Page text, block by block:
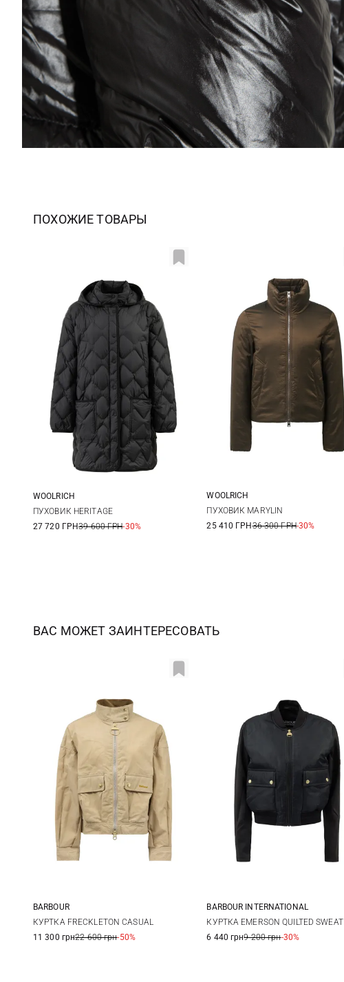
ПОХОЖИЕ ТОВАРЫ
L/XL S/M
WOOLRICH
ПУХОВИК HERITAGE
27 720 ГРН39 600 ГРН-30%
XS S
WOOLRICH
ПУХОВИК MARYLIN
25 410 ГРН36 300 ГРН-30%
ВАС МОЖЕТ ЗАИНТЕРЕСОВАТЬ
8 10 12
BARBOUR
КУРТКА FRECKLETON CASUAL
11 300 грн22 600 грн-50%
8 10 12
BARBOUR INTERNATIONAL
КУРТКА EMERSON QUILTED SWEAT
6 440 грн9 200 грн-30%